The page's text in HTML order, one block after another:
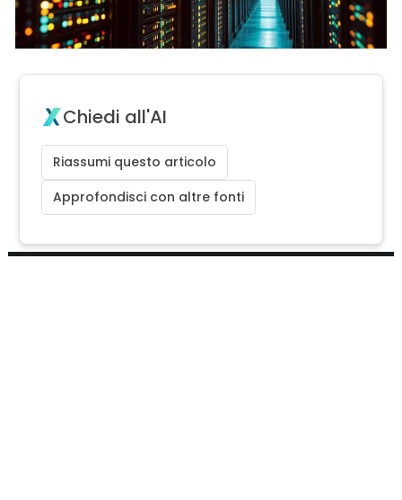
Chiedi all'AI
Riassumi questo articolo
Approfondisci con altre fonti